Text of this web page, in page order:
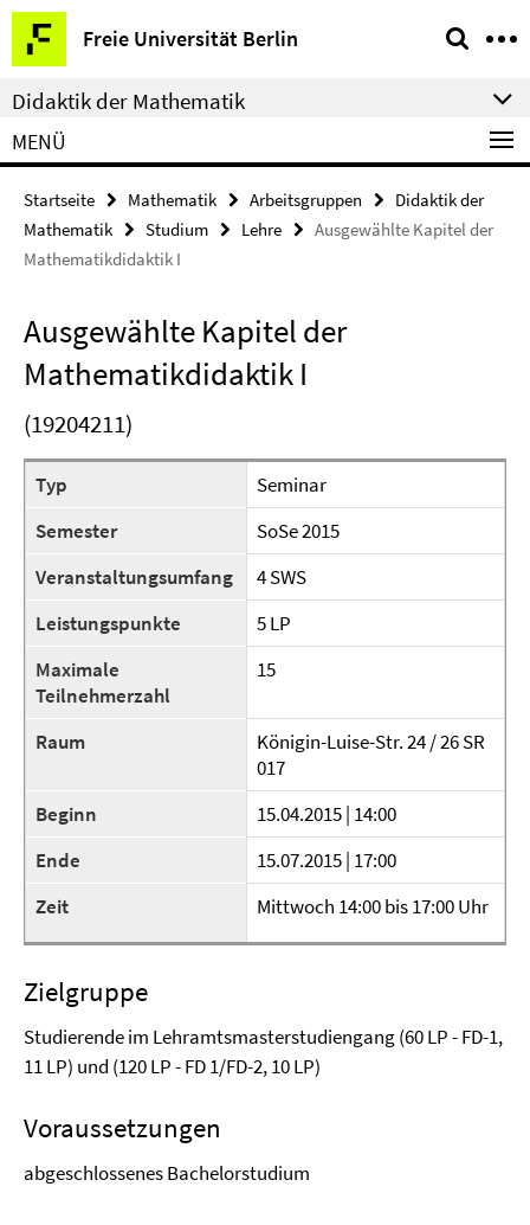
Springe
direkt
zu
Inhalt
Freie Universität Berlin
Service-
Navigation
Didaktik der Mathematik
MENÜ
Startseite Mathematik Arbeitsgruppen
Didaktik der
Mathematik
Studium Lehre
Ausgewählte Kapitel der
Mathematikdidaktik I
Ausgewählte Kapitel der
Mathematikdidaktik I
(19204211)
Typ
Seminar
Semester
SoSe 2015
Veranstaltungsumfang
4 SWS
Leistungspunkte
5 LP
Maximale
Teilnehmerzahl
15
Raum
Königin-Luise-Str. 24 / 26 SR
017
Beginn
15.04.2015 | 14:00
Ende
15.07.2015 | 17:00
Zeit
Mittwoch 14:00 bis 17:00 Uhr
Zielgruppe
Studierende im Lehramtsmasterstudiengang (60 LP - FD-1,
11 LP) und (120 LP - FD 1/FD-2, 10 LP)
Voraussetzungen
abgeschlossenes Bachelorstudium